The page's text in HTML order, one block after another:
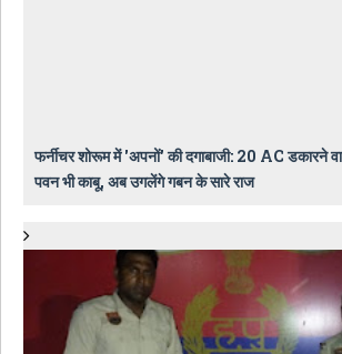
फर्नीचर शोरूम में 'अपनों' की दगाबाजी: 20 AC डकारने
पवन भी काबू, अब उगलेंगे गबन के सारे राज